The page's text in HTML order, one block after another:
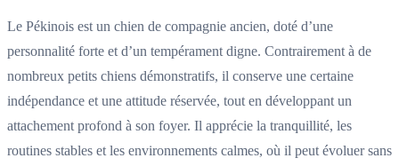
Le Pékinois est un chien de compagnie ancien, doté d’une
personnalité forte et d’un tempérament digne. Contrairement à de
nombreux petits chiens démonstratifs, il conserve une certaine
indépendance et une attitude réservée, tout en développant un
attachement profond à son foyer. Il apprécie la tranquillité, les
routines stables et les environnements calmes, où il peut évoluer sans